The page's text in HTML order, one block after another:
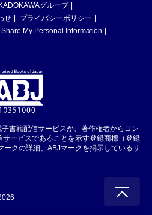
KADOKAWAグループ
せ
プライバシーポリシー
My Personal Information
書籍配信サービスが、著作権者からコン
ービスであることを示す登録商標（登録
クの詳細、ABJマークを掲示しているサ